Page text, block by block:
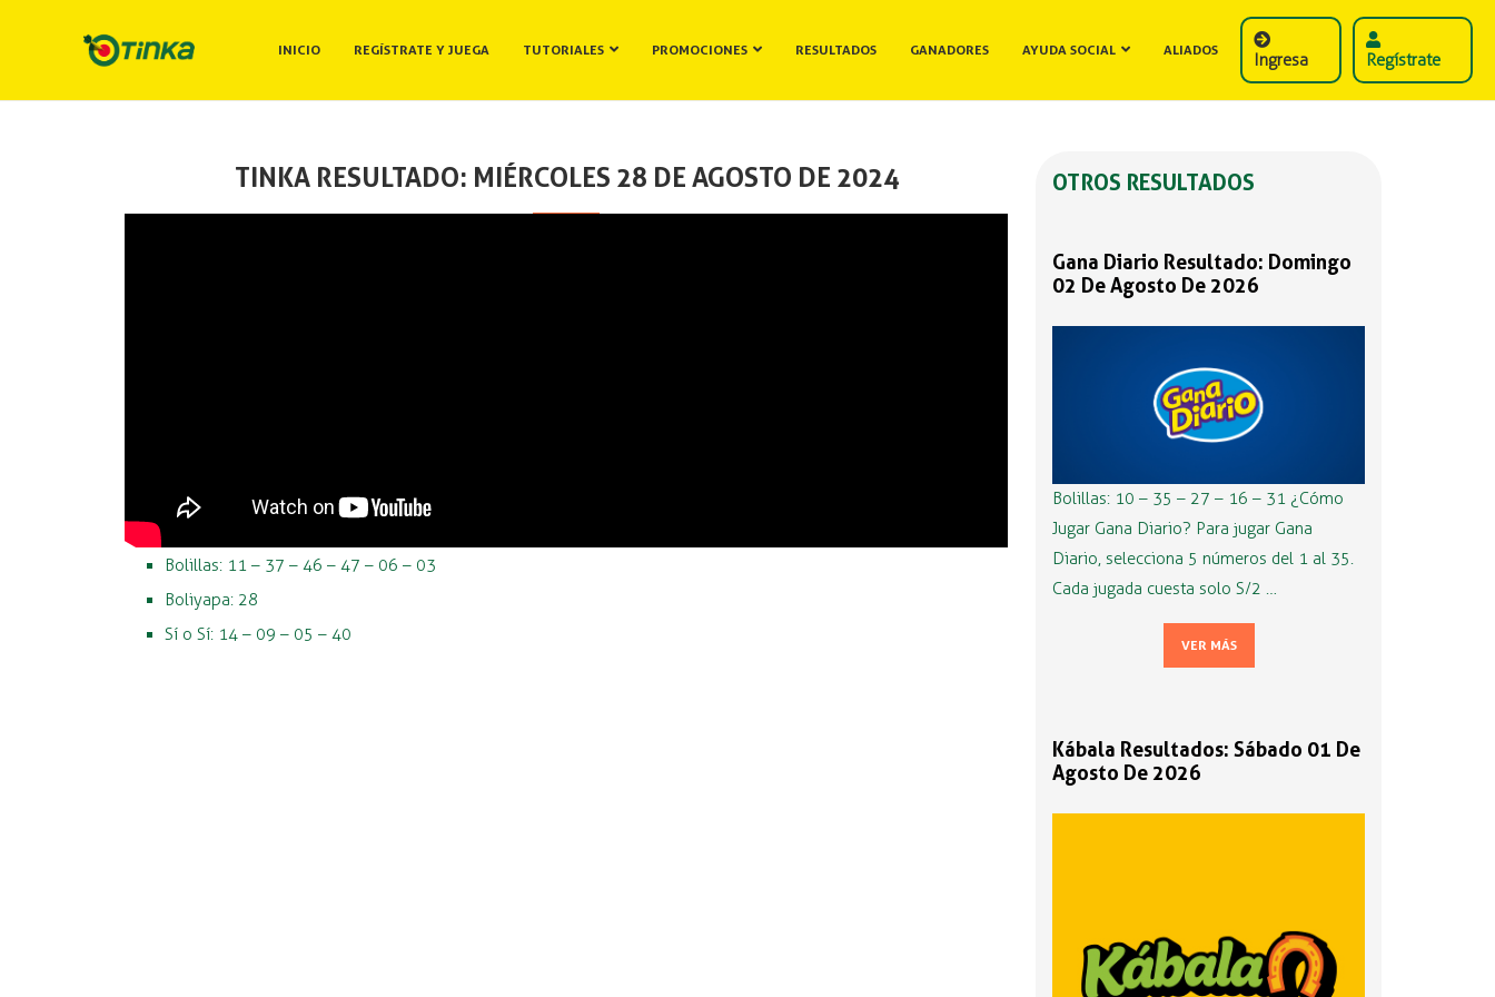
INICIO REGÍSTRATE Y JUEGA TUTORIALES PROMOCIONES RESULTADOS GANADORES AYUDA SOCIAL ALIADOS Ingresa Regístrate
TINKA RESULTADO: MIÉRCOLES 28 DE AGOSTO DE 2024
Bolillas: 11 – 37 – 46 – 47 – 06 – 03
Boliyapa: 28
Sí o Sí: 14 – 09 – 05 – 40
OTROS RESULTADOS
Gana Diario Resultado: Domingo
02 De Agosto De 2026
Bolillas: 10 – 35 – 27 – 16 – 31 ¿Cómo
Jugar Gana Diario? Para jugar Gana
Diario, selecciona 5 números del 1 al 35.
Cada jugada cuesta solo S/2 …
VER MÁS
Kábala Resultados: Sábado 01 De
Agosto De 2026